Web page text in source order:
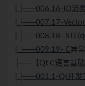
| ├──006.16-IO流
| ├──007.17-
| ├──008.18-
| └──009.19- C异
├──【Qt C语言基
| ├──001.1-Qt开发